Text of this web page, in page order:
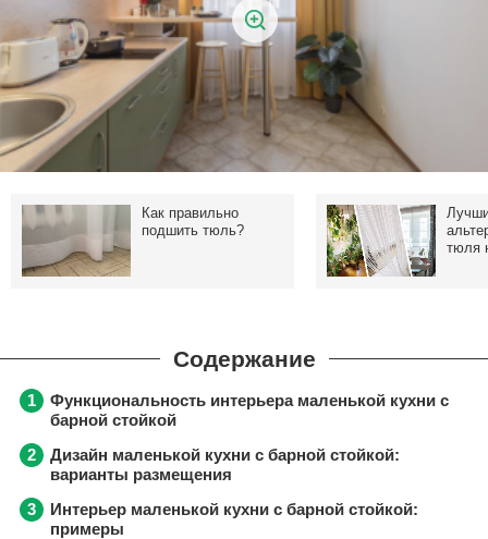
Как правильно
подшить тюль?
тюля
Функциональность интерьера маленькой кухни с
барной стойкой
Дизайн маленькой кухни с барной стойкой:
варианты размещения
Интерьер маленькой кухни с барной стойкой:
примеры